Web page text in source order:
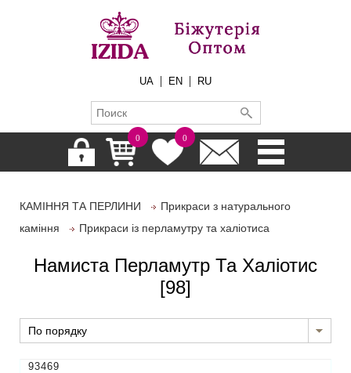
UA | EN | RU
0
0
КАМІННЯ ТА ПЕРЛИНИ
Прикраси з натурального
каміння
Прикраси із перламутру та халіотиса
Намиста Перламутр Та Халіотис
[98]
По порядку
93469